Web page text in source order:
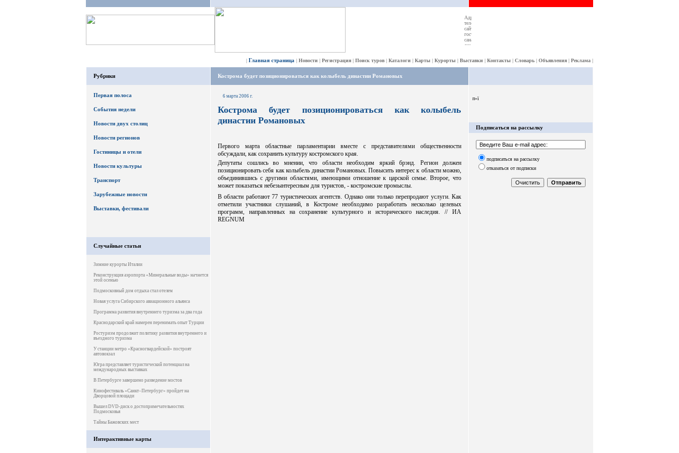
| Главная страница | Новости | Регистрация | Поиск туров | Каталоги | Карты | Курорты | Выставки | Контакты | Словарь | Объявления | Реклама |
Рубрики
Первая полоса
События недели
Новости двух столиц
Новости регионов
Гостиницы и отели
Новости культуры
Транспорт
Зарубежные новости
Выставки, фестивали
Случайные статьи
Зимние курорты Италии
Реконструкция аэропорта «Минеральные воды» начнется
этой осенью
Подмосковный дом отдыха стал отелем
Новая услуга Сибирского авиационного альянса
Программа развития внутреннего туризма за два года
Краснодарский край намерен перенимать опыт Турции
Ростуризм продолжит политику развития внутреннего и
въездного туризма
У станции метро «Красногвардейской» построят
автовокзал
Югра представляет туристический потенциал на
международных выставках
В Петербурге завершено разведение мостов
Кинофестиваль «Санкт–Петербург» пройдет на
Дворцовой площади
Вышел DVD-диск о достопримечательностях
Подмосковья
Тайны Бажовских мест
Интерактивные карты
Кострома будет позиционироваться как колыбель династии Романовых
6 марта 2006 г.
Кострома будет позиционироваться как колыбель
династии Романовых
Первого марта областные парламентарии вместе с представителями общественности
обсуждали, как сохранить культуру костромского края.
Депутаты сошлись во мнении, что области необходим яркий брэнд. Регион должен
позиционировать себя как колыбель династии Романовых. Повысить интерес к области можно,
объединившись с другими областями, имеющими отношение к царской семье. Второе, что
может показаться небезынтересным для туристов, - костромские промыслы.
В области работают 77 туристических агентств. Однако они только перепродают услуги. Как
отметили участники слушаний, в Костроме необходимо разработать несколько целевых
программ, направленных на сохранение культурного и исторического наследия. // ИА
REGNUM
п»ї
Подписаться на рассылку
подписаться на рассылку
отказаться от подписки